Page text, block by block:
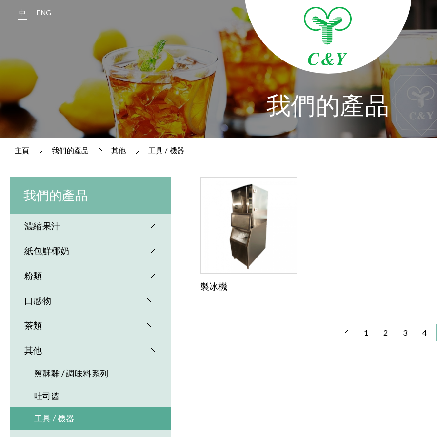
ENG
中
我們的產品
主頁 我們的產品 其他 工具 / 機器
我們的產品
濃縮果汁
紙包鮮椰奶
粉類
口感物
茶類
其他
鹽酥雞 / 調味料系列
吐司醬
工具 / 機器
製冰機
1 2 3 4